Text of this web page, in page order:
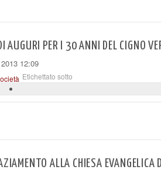
AUGURI PER I 30 ANNI DEL CIGNO
12:09
Etichettato sotto
ALLA CHIESA EVANGELICA